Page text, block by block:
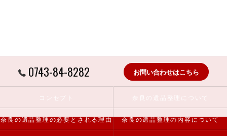
0743-84-8282 お問い合わせはこちら
奈良の遺品整理について
奈良の遺品整理の必要とされる理由 奈良の遺品整理の内容について